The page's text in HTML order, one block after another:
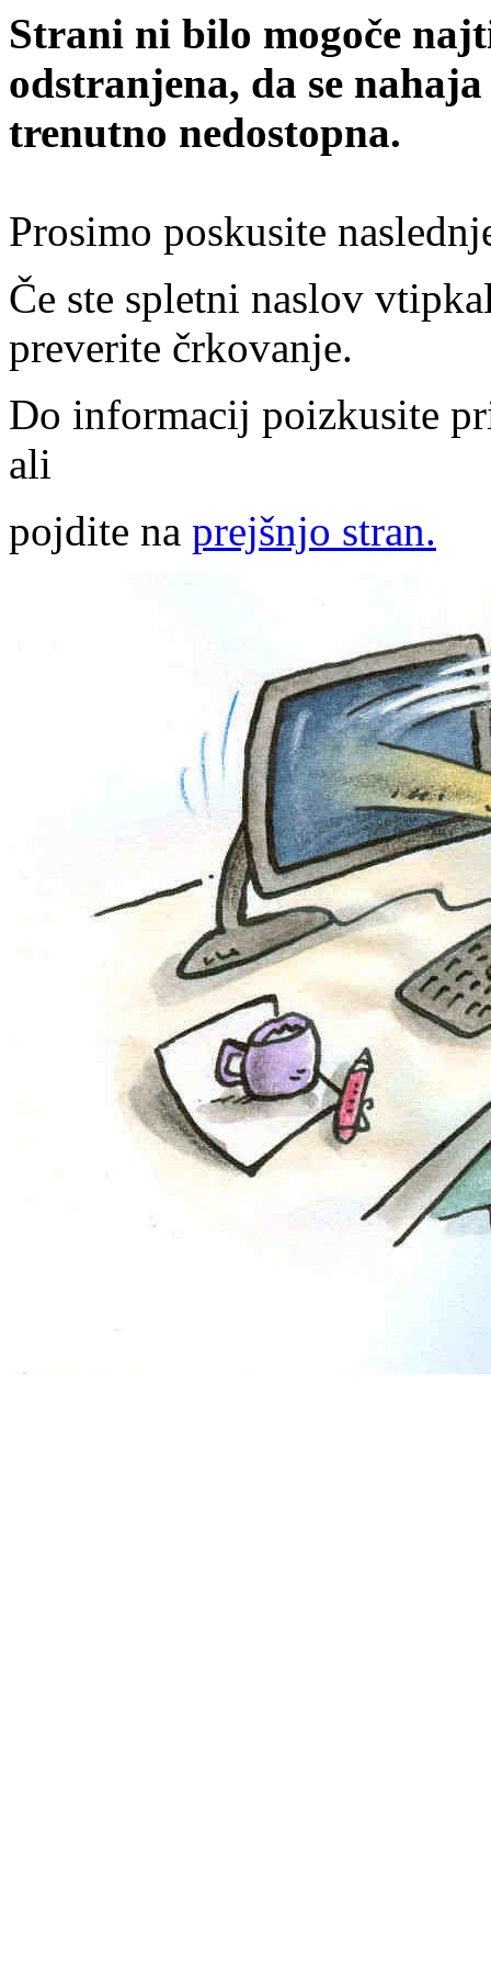
Strani ni bilo mogoče
odstranjena, da se
trenutno nedostopna.
Prosimo poskusite
Če ste spletni naslov
preverite črkovanje.
Do informacij poizkusite
ali
pojdite na prejšnjo stran.